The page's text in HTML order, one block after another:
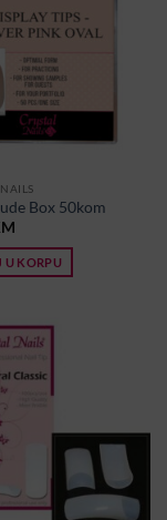
Box 50kom
U KORPU